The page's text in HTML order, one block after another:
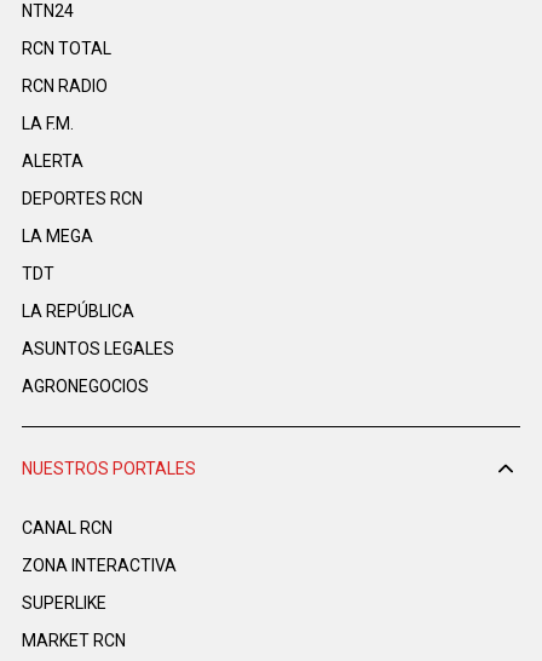
NTN24
RCN TOTAL
RCN RADIO
LA F.M.
ALERTA
DEPORTES RCN
LA MEGA
TDT
LA REPÚBLICA
ASUNTOS LEGALES
AGRONEGOCIOS
NUESTROS PORTALES
CANAL RCN
ZONA INTERACTIVA
SUPERLIKE
MARKET RCN